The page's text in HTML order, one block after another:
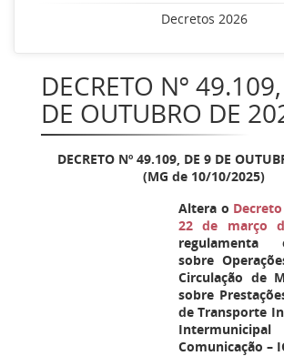
Decretos 2026
DECRETO Nº
DE OUTUBRO DE
DECRETO Nº 49.109, DE 9 DE
(MG de 10/10/2025)
Altera o
22 de março
sobre
Circulação de
sobre
de Transporte
Comunicação –